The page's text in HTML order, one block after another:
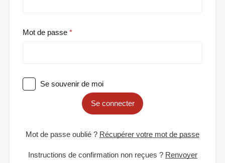
Mot de passe
Se souvenir de moi
Se connecter
Mot de passe oublié ? Récupérer votre mot de passe
Instructions de confirmation non reçues ? Renvoyer